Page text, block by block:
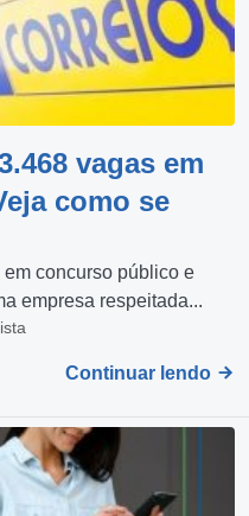
vagas em
como se
concurso público e
empresa respeitada...
Continuar lendo